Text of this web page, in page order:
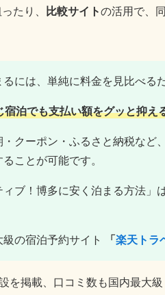
たり、 比較サイトの活用で、
には、単純に料金を見比べる
宿泊でも支払い額をグッと抑え
クーポン・ふるさと納税など
ことが可能です。
ブ！博多に安く泊まる方法」
の宿泊予約サイト 「 楽天トラ
を掲載、口コミ数も国内最大級